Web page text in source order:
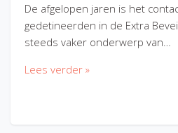
De afgelopen jaren is het
gedetineerden in de Extra
steeds vaker onderwerp van…
Lees verder »